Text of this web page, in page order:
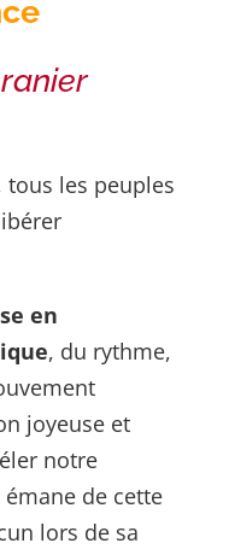
les peuples
en
, du rythme,
joyeuse et
notre
de cette
lors de sa